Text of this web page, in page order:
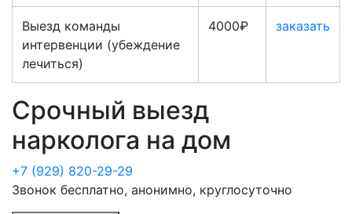
Выезд команды
интервенции (убеждение
лечиться)
4000₽ заказать
Срочный выезд
нарколога на дом
+7 (929) 820-29-29
Звонок бесплатно, анонимно, круглосуточно